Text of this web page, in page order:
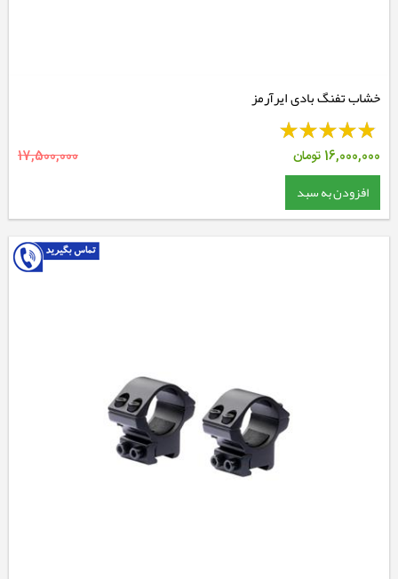
خشاب تفنگ بادی ایرآرمز
16,000,000 تومان 17,500,000
افزودن به سبد